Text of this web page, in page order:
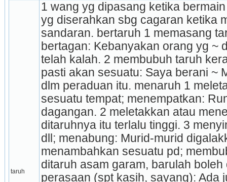
taruh
1 wang yg dipasang ketika
yg diserahkan sbg cagaran ketika
sandaran. bertaruh 1 memasang
bertagan: Ke­banyakan orang yg ~
telah kalah. 2 membubuh taruh
pasti akan sesuatu: Saya berani ~
dlm peraduan itu. menaruh 1
sesuatu tempat; menem­pat­kan:
dagangan. 2 meletakkan atau
ditaruhnya itu terlalu tinggi. 3
dll; menabung: Murid-murid
menambahkan sesuatu pd;
ditaruh asam garam, barulah
perasaan (spt kasih, sayang): Ada